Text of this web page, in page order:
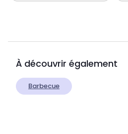
À découvrir également
Barbecue